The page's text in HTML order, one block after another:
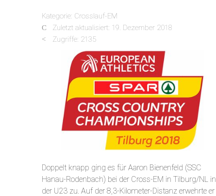
Kategorie: Crosslauf-EM
Zuletzt aktualisiert: 19. Dezember 2018
Zugriffe: 2135
Doppelt knapp ging es für Aaron Bienenfeld (SSC
Hanau-Rodenbach) bei der Cross-EM in Tilburg/NL in
der U23 zu. Auf der 8,3-Kilometer-Distanz erwehrte er